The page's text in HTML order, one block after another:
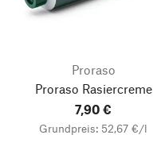
Proraso
Proraso Rasiercreme
7,90 €
Grundpreis: 52,67 €/l